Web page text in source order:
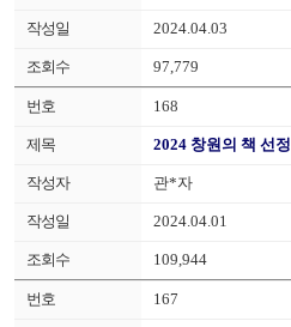
2024.04.03
97,779
168
2024 창원의 책 선정
관*자
2024.04.01
109,944
167